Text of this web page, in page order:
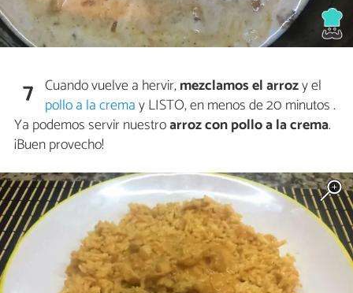
7 Cuando vuelve a hervir,mezclamos el arrozy el
pollo a la cremay LISTO, en menos de 20 minutos .
Ya podemos servir nuestroarroz con pollo a la crema.
¡Buen provecho!